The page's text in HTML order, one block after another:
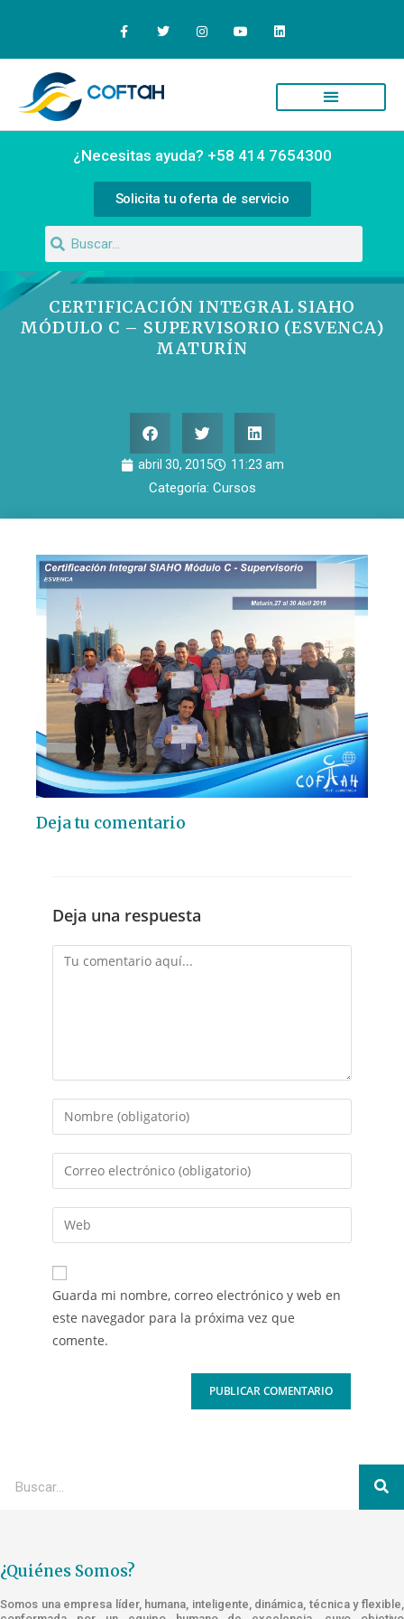
¿Necesitas ayuda? +58 414 7654300
Solicita tu oferta de servicio
CERTIFICACIÓN INTEGRAL SIAHO
MÓDULO C – SUPERVISORIO (ESVENCA)
MATURÍN
abril 30, 2015 11:23 am
Categoría: Cursos
Deja tu comentario
Deja una respuesta
Guarda mi nombre, correo electrónico y web en
este navegador para la próxima vez que
comente.
¿Quiénes Somos?
Somos una empresa líder, humana, inteligente, dinámica, técnica y flexible,